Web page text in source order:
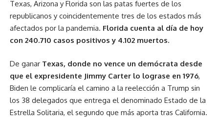
Texas, Arizona y Florida son las patas fuertes de los
republicanos y coincidentemente tres de los estados más
afectados por la pandemia. Florida cuenta al día de hoy
con 240.710 casos positivos y 4.102 muertos.
De ganar Texas, donde no vence un demócrata desde
que el expresidente Jimmy Carter lo lograse en 1976,
Biden le complicaría el camino a la reelección a Trump sin
los 38 delegados que entrega el denominado Estado de la
Estrella Solitaria, el segundo que más aporta tras California.